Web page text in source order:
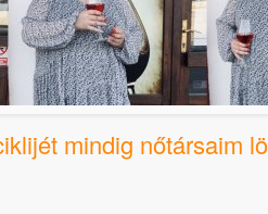
mindig nőtársaim